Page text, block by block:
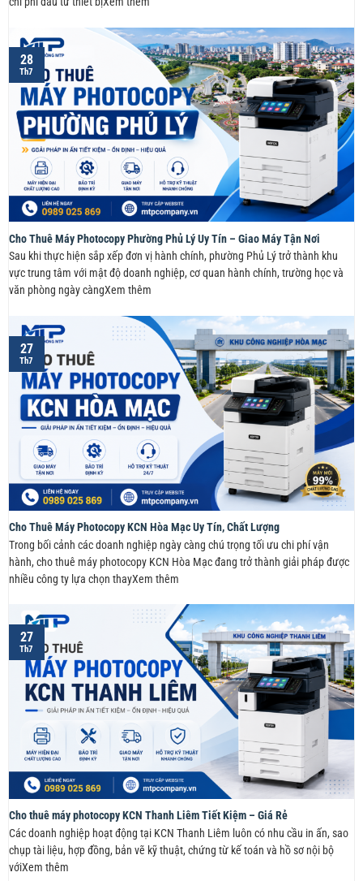
Cho Thuê Máy Photocopy Phường Phủ Lý Uy Tín – Giao Máy Tận Nơi
Sau khi thực hiện sắp xếp đơn vị hành chính, phường Phủ Lý trở thành khu
vực trung tâm với mật độ doanh nghiệp, cơ quan hành chính, trường học và
văn phòng ngày càngXem thêm
28
Th7
Cho Thuê Máy Photocopy KCN Hòa Mạc Uy Tín, Chất Lượng
Trong bối cảnh các doanh nghiệp ngày càng chú trọng tối ưu chi phí vận
hành, cho thuê máy photocopy KCN Hòa Mạc đang trở thành giải pháp được
nhiều công ty lựa chọn thayXem thêm
27
Th7
Cho thuê máy photocopy KCN Thanh Liêm Tiết Kiệm – Giá Rẻ
Các doanh nghiệp hoạt động tại KCN Thanh Liêm luôn có nhu cầu in ấn, sao
chụp tài liệu, hợp đồng, bản vẽ kỹ thuật, chứng từ kế toán và hồ sơ nội bộ
vớiXem thêm
27
Th7